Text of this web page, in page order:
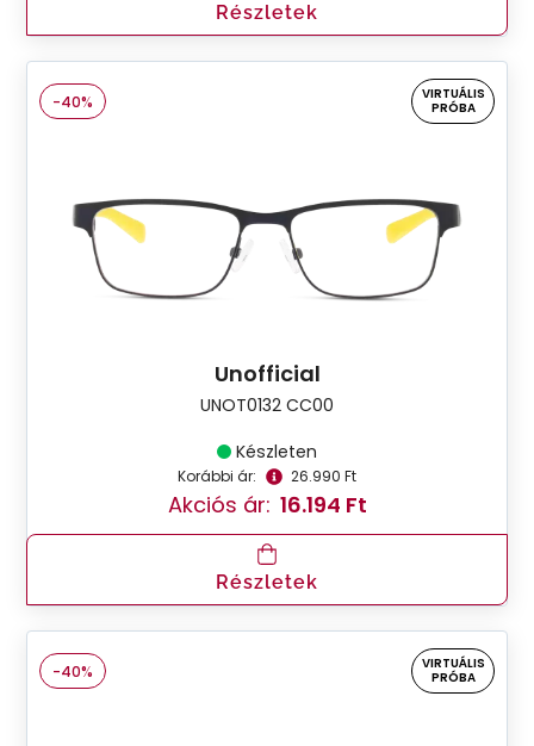
Részletek
-40%
VIRTUÁLIS
PRÓBA
Unofficial
UNOT0132 CC00
Készleten
Korábbi ár: 26.990 Ft
Akciós ár: 16.194 Ft
Részletek
-40%
VIRTUÁLIS
PRÓBA